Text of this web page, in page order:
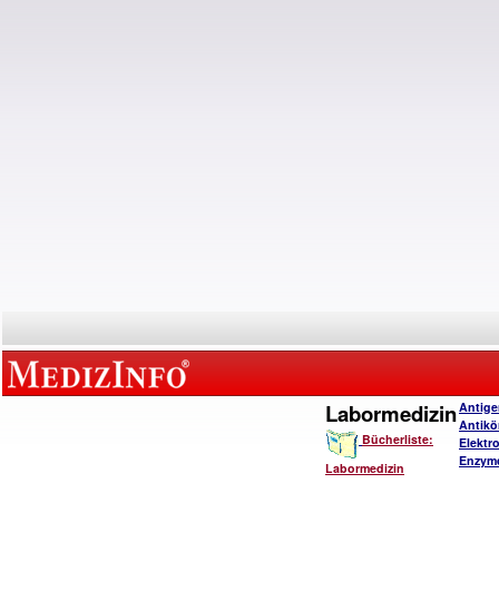
Labormedizin
Bücherliste:
Labormedizin